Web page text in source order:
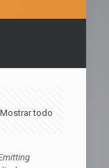
Mostrar todo